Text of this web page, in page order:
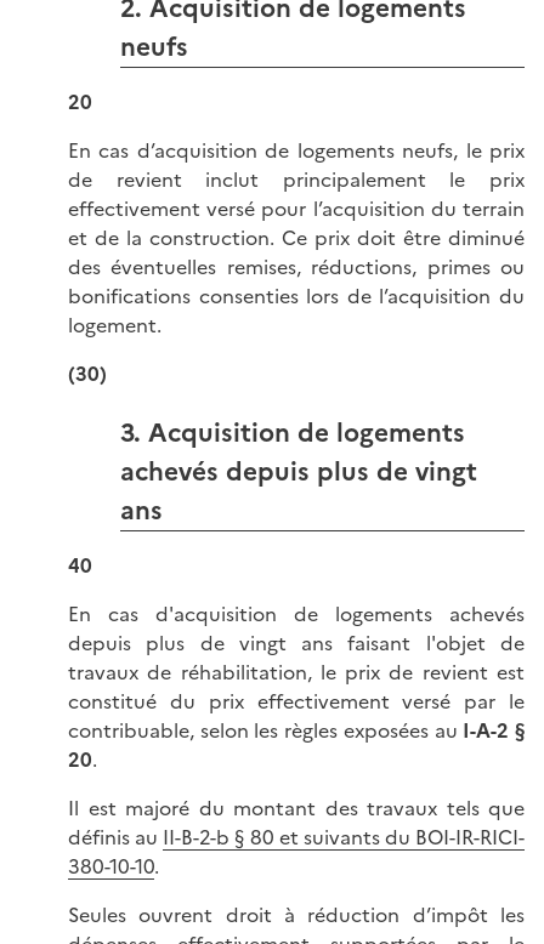
2. Acquisition de logements
neufs
20
En cas d’acquisition de logements neufs, le prix
de revient inclut principalement le prix
effectivement versé pour l’acquisition du terrain
et de la construction. Ce prix doit être diminué
des éventuelles remises, réductions, primes ou
bonifications consenties lors de l’acquisition du
logement.
(30)
3. Acquisition de logements
achevés depuis plus de vingt
ans
40
En cas d'acquisition de logements achevés
depuis plus de vingt ans faisant l'objet de
travaux de réhabilitation, le prix de revient est
constitué du prix effectivement versé par le
contribuable, selon les règles exposées au I-A-2 §
20.
Il est majoré du montant des travaux tels que
définis au II-B-2-b § 80 et suivants du BOI-IR-RICI-
380-10-10.
Seules ouvrent droit à réduction d’impôt les